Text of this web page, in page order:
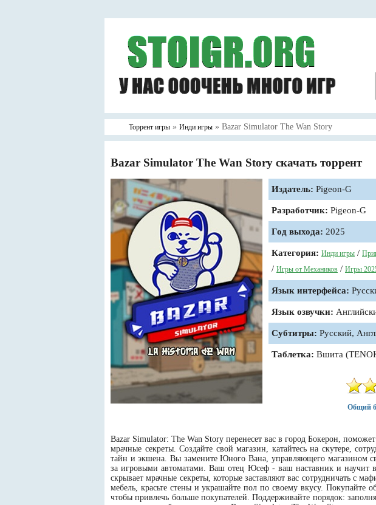
Торрент игры » Инди игры » Bazar Simulator The Wan Story
Bazar Simulator The Wan Story скачать торрент
Издатель: Pigeon-G
Разработчик: Pigeon-G
Год выхода: 2025
Категория: Инди игры /
/ Игры от Механиков / Игры
Язык интерфейса:
Язык озвучки:
Субтитры: Русский,
Таблетка: Вшита
Общий
Bazar Simulator: The Wan Story перенесет вас в город Бокерон,
мрачные секреты. Создайте свой магазин, катайтесь на скутере,
тайн и экшена. Вы замените Юного Вана, управляющего магазином
за игровыми автоматами. Ваш отец Юсеф - ваш наставник и научит
скрывает мрачные секреты, которые заставляют вас сотрудничать с
мебель, красьте стены и украшайте пол по своему вкусу. Покупайте
чтобы привлечь больше покупателей. Поддерживайте порядок: